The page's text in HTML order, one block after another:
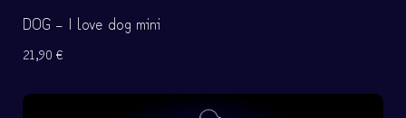
DOG – I love dog mini
21,90 €